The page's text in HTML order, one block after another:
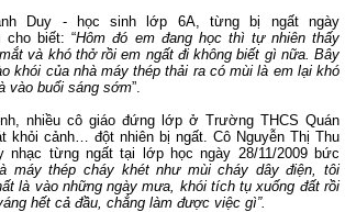
Duy - học sinh lớp 6A, từng bị ngất ngày
cho biết: “Hôm đó em đang học thì tự nhiên thấy
và khó thở rồi em ngất đi không biết gì nữa. Bây
khói của nhà máy thép thải ra có mùi là em lại khó
vào buổi sáng sớm”.
nhiều cô giáo đứng lớp ở Trường THCS Quán
khỏi cảnh… đột nhiên bị ngất. Cô Nguyễn Thị Thu
nhạc từng ngất tại lớp học ngày 28/11/2009 bức
máy thép cháy khét như mùi cháy dây điện, tôi
là vào những ngày mưa, khói tích tụ xuống đất rồi
hết cả đầu, chẳng làm được việc gì”.